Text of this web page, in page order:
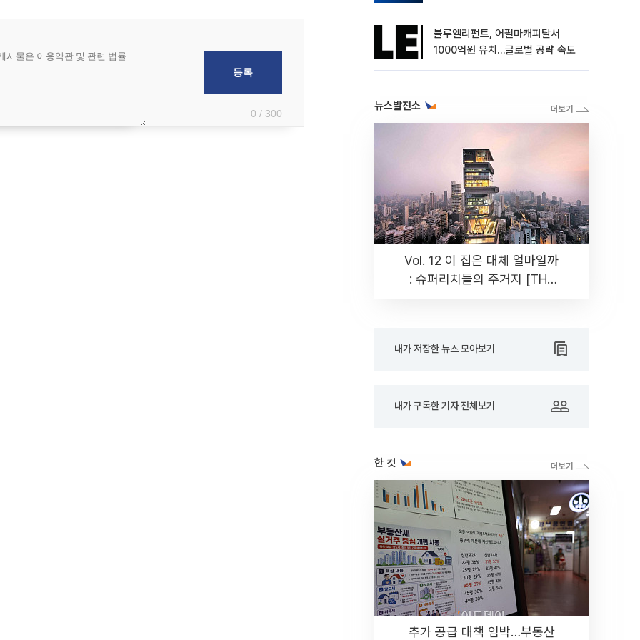
0 / 300
블루엘리펀트, 어펄마캐피탈서
1000억원 유치…글로벌 공략 속도
뉴스발전소
Vol. 12 이 집은 대체 얼마일까
: 슈퍼리치들의 주거지 [THE
내가 저장한 뉴스 모아보기
내가 구독한 기자 전체보기
한 컷
추가 공급 대책 임박…부동산